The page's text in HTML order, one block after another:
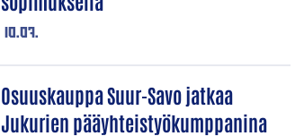
10.07.
Osuuskauppa Suur-Savo jatkaa
Jukurien pääyhteistyökumppanina